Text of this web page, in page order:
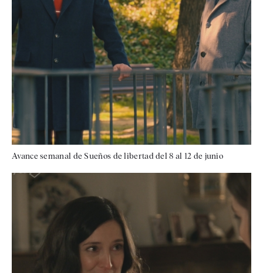
Avance semanal de Sueños de libertad del 8 al 12 de junio